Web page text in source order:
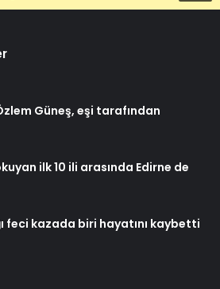
Güneş, eşi tarafından
ilk 10 ili arasında Edirne de
feci kazada biri hayatını kaybetti